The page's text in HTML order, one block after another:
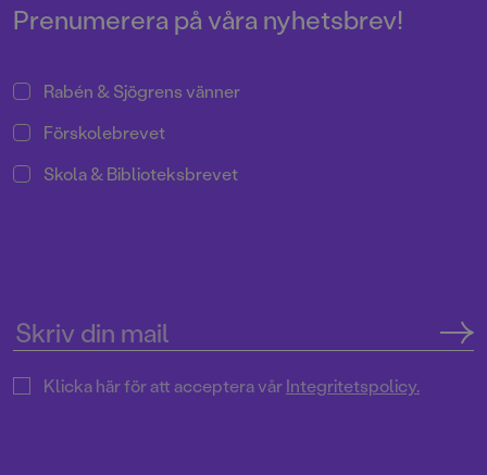
levande – och olevande.
Prenumerera på våra nyhetsbrev!
Rabén & Sjögrens vänner
Förskolebrevet
Skola & Biblioteksbrevet
Klicka här för att acceptera vårIntegritetspolicy.